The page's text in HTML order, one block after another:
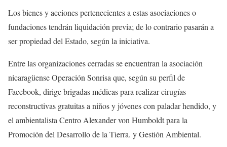
Los bienes y acciones pertenecientes a estas asociaciones o
fundaciones tendrán liquidación previa; de lo contrario pasarán a
ser propiedad del Estado, según la iniciativa.
Entre las organizaciones cerradas se encuentran la asociación
nicaragüense Operación Sonrisa que, según su perfil de
Facebook, dirige brigadas médicas para realizar cirugías
reconstructivas gratuitas a niños y jóvenes con paladar hendido, y
el ambientalista Centro Alexander von Humboldt para la
Promoción del Desarrollo de la Tierra. y Gestión Ambiental.